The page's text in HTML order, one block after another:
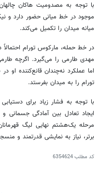
با توجه به مصدومیت هاکان
موجود در خط میانی حضور دارد و
میانه میدان را تکمیل می‌کند.
در خط حمله، مارکوس تورام احتمالاً
مهدی طارمی را می‌گیرد. اگرچه
اما عملکرد نه‌چندان قانع‌کننده او
تورام را به میدان بفرستد.
با توجه به فشار زیاد برای
ایجاد تعادل بین آمادگی جسمانی
مرحله یک‌هشتم نهایی لیگ
برتر، نیاز به نمایشی قدرتمند و
کد مطلب6354624